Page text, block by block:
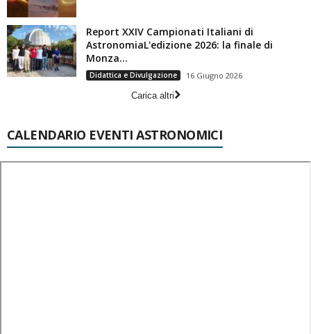
Report XXIV Campionati Italiani di
AstronomiaL'edizione 2026: la finale di
Monza...
Didattica e Divulgazione
16 Giugno 2026
Carica altri
CALENDARIO EVENTI ASTRONOMICI